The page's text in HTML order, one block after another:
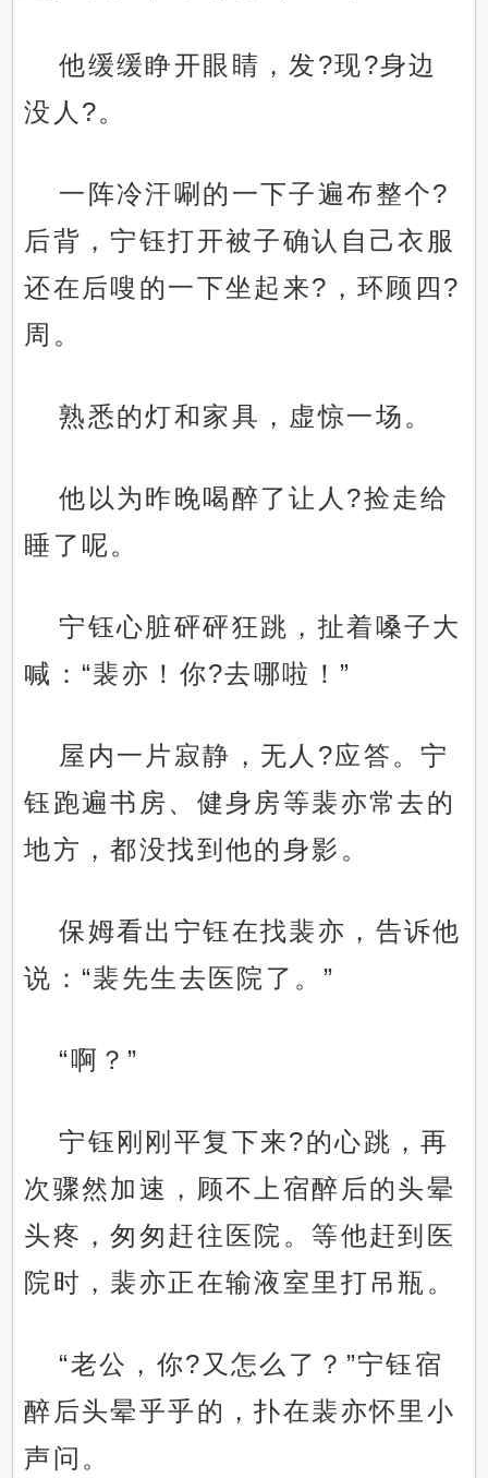
他缓缓睁开眼睛，发?现?身边
没人?。
一阵冷汗唰的一下子遍布整个?
后背，宁钰打开被子确认自己衣服
还在后嗖的一下坐起来?，环顾四?
周。
熟悉的灯和家具，虚惊一场。
他以为昨晚喝醉了让人?捡走给
睡了呢。
宁钰心脏砰砰狂跳，扯着嗓子大
喊：“裴亦！你?去哪啦！”
屋内一片寂静，无人?应答。宁
钰跑遍书房、健身房等裴亦常去的
地方，都没找到他的身影。
保姆看出宁钰在找裴亦，告诉他
说：“裴先生去医院了。”
“啊？”
宁钰刚刚平复下来?的心跳，再
次骤然加速，顾不上宿醉后的头晕
头疼，匆匆赶往医院。等他赶到医
院时，裴亦正在输液室里打吊瓶。
“老公，你?又怎么了？”宁钰宿
醉后头晕乎乎的，扑在裴亦怀里小
声问。